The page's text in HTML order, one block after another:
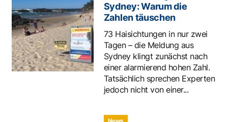
Sydney: Warum die
Zahlen täuschen
73 Haisichtungen in nur zwei
Tagen – die Meldung aus
Sydney klingt zunächst nach
einer alarmierend hohen Zahl.
Tatsächlich sprechen Experten
jedoch nicht von einer...